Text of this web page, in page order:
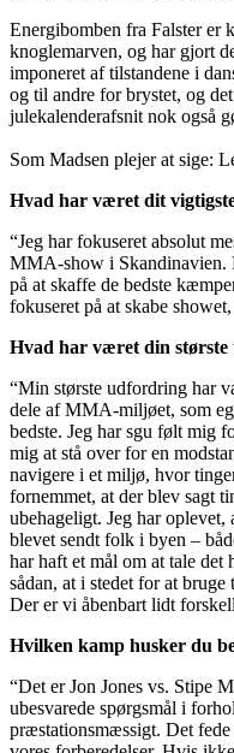
Energibomben fra Falster er
knoglemarven, og har gjort
imponeret af tilstandene i
og til andre for brystet, og
julekalenderafsnit nok også
Som Madsen plejer at sige:
Hvad har været dit
“Jeg har fokuseret absolut
MMA-show i Skandinavien.
på at skaffe de bedste
fokuseret på at skabe
Hvad har været din
“Min største udfordring har
dele af MMA-miljøet, som
bedste. Jeg har sgu følt mig
mig at stå over for en
navigere i et miljø, hvor
fornemmet, at der blev sagt
ubehageligt. Jeg har
blevet sendt folk i byen –
har haft et mål om at tale det
sådan, at i stedet for at
Der er vi åbenbart lidt
Hvilken kamp husker du
“Det er Jon Jones vs. Stipe
ubesvarede spørgsmål i
præstationsmæssigt. Det